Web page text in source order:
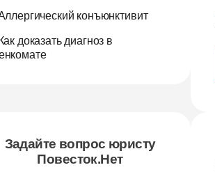
конъюнктивит
доказать диагноз в
Задайте вопрос юристу
Повесток.Нет